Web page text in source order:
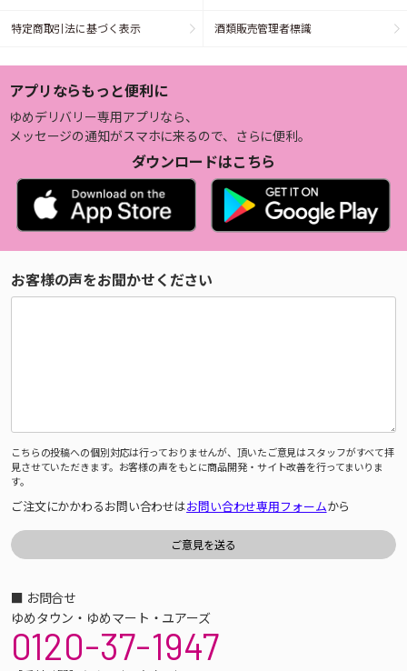
特定商取引法に基づく表示 酒類販売管理者標識
アプリならもっと便利に
ゆめデリバリー専用アプリなら、
メッセージの通知がスマホに来るので、さらに便利。
ダウンロードはこちら
お客様の声をお聞かせください
こちらの投稿への個別対応は行っておりませんが、頂いたご意見はスタッフがすべて拝
見させていただきます。お客様の声をもとに商品開発・サイト改善を行ってまいりま
す。
ご注文にかかわるお問い合わせはお問い合わせ専用フォームから
■ お問合せ
ゆめタウン・ゆめマート・ユアーズ
0120-37-1947